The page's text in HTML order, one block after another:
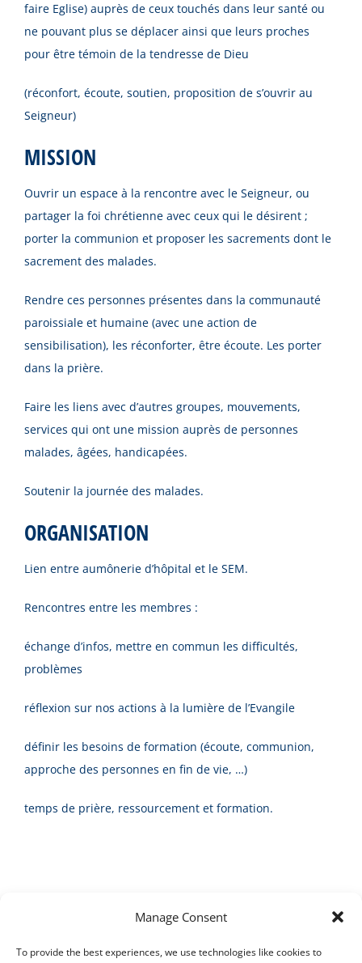
Manage Consent
To provide the best experiences, we use technologies like cookies to
faire Eglise) auprès de ceux touchés dans leur santé ou
ne pouvant plus se déplacer ainsi que leurs proches
pour être témoin de la tendresse de Dieu
(réconfort, écoute, soutien, proposition de s’ouvrir au
Seigneur)
MISSION
Ouvrir un espace à la rencontre avec le Seigneur, ou
partager la foi chrétienne avec ceux qui le désirent ;
porter la communion et proposer les sacrements dont le
sacrement des malades.
Rendre ces personnes présentes dans la communauté
paroissiale et humaine (avec une action de
sensibilisation), les réconforter, être écoute. Les porter
dans la prière.
Faire les liens avec d’autres groupes, mouvements,
services qui ont une mission auprès de personnes
malades, âgées, handicapées.
Soutenir la journée des malades.
ORGANISATION
Lien entre aumônerie d’hôpital et le SEM.
Rencontres entre les membres :
échange d’infos, mettre en commun les difficultés,
problèmes
réflexion sur nos actions à la lumière de l’Evangile
définir les besoins de formation (écoute, communion,
approche des personnes en fin de vie, …)
temps de prière, ressourcement et formation.
Articles récents